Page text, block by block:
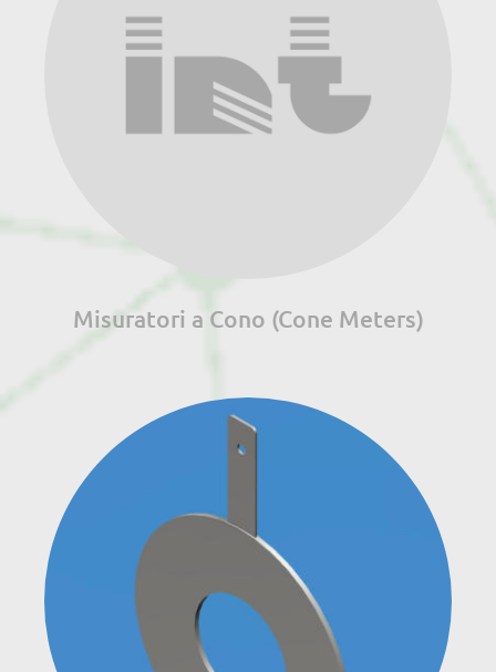
Misuratori a Cono (Cone Meters)